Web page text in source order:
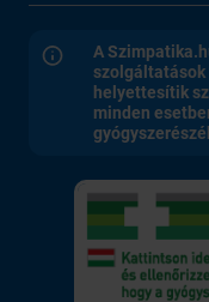
A
helyettesítik
minden